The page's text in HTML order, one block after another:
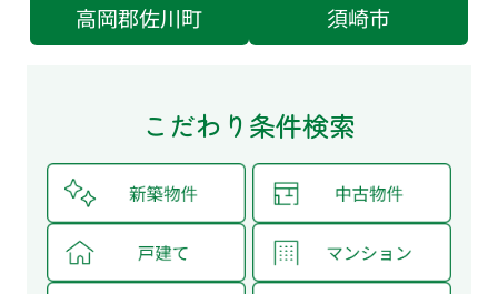
高岡郡佐川町
須崎市
こだわり条件検索